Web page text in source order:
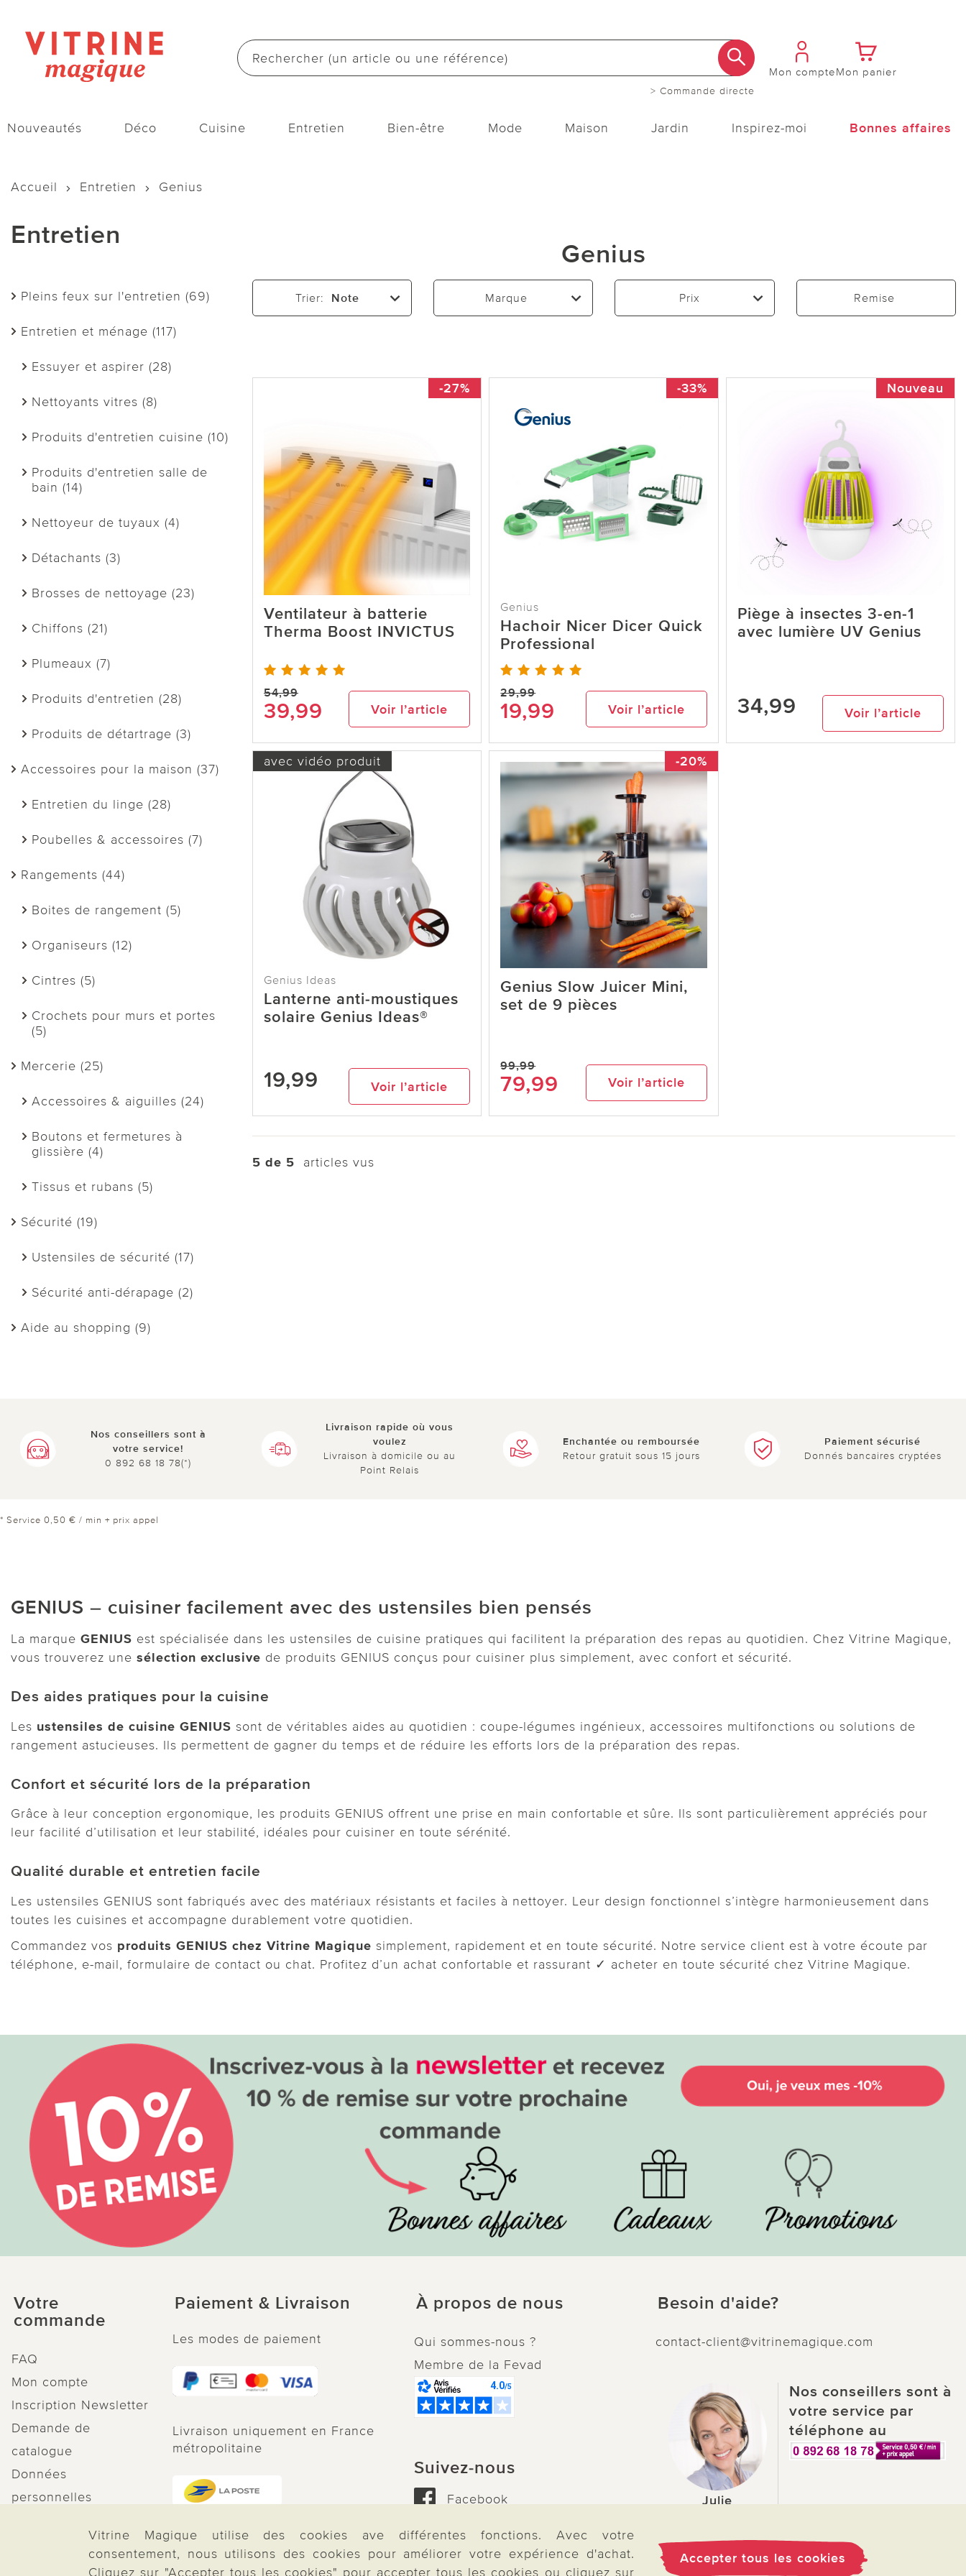
> Commande directe
Mon compteMon panier
Nouveautés Déco Cuisine Entretien Bien-être Mode Maison Jardin Inspirez-moi Bonnes affaires
Accueil Entretien Genius
Entretien
Pleins feux sur l'entretien (69)
Entretien et ménage (117)
Essuyer et aspirer (28)
Nettoyants vitres (8)
Produits d'entretien cuisine (10)
Produits d'entretien salle de
bain (14)
Nettoyeur de tuyaux (4)
Détachants (3)
Brosses de nettoyage (23)
Chiffons (21)
Plumeaux (7)
Produits d'entretien (28)
Produits de détartrage (3)
Accessoires pour la maison (37)
Entretien du linge (28)
Poubelles & accessoires (7)
Rangements (44)
Boites de rangement (5)
Organiseurs (12)
Cintres (5)
Crochets pour murs et portes
(5)
Mercerie (25)
Accessoires & aiguilles (24)
Boutons et fermetures à
glissière (4)
Tissus et rubans (5)
Sécurité (19)
Ustensiles de sécurité (17)
Sécurité anti-dérapage (2)
Aide au shopping (9)
Genius
Trier: Note Marque Prix Remise
-27%
Ventilateur à batterie
Therma Boost INVICTUS
54,99
39,99 Voir l’article
-33%
Genius
Hachoir Nicer Dicer Quick
Professional
29,99
19,99 Voir l’article
Nouveau
Piège à insectes 3-en-1
avec lumière UV Genius
34,99 Voir l’article
avec vidéo produit
Genius Ideas
Lanterne anti-moustiques
solaire Genius Ideas®
19,99 Voir l’article
-20%
Genius Slow Juicer Mini,
set de 9 pièces
99,99
79,99 Voir l’article
5 de 5 articles vus
Nos conseillers sont à
votre service!
0 892 68 18 78(*)
Livraison rapide où vous
voulez
Livraison à domicile ou au
Point Relais
Enchantée ou remboursée
Retour gratuit sous 15 jours
Paiement sécurisé
Donnés bancaires cryptées
* Service 0,50 € / min + prix appel
GENIUS – cuisiner facilement avec des ustensiles bien pensés
La marque GENIUS est spécialisée dans les ustensiles de cuisine pratiques qui facilitent la préparation des repas au quotidien. Chez Vitrine Magique,
vous trouverez une sélection exclusive de produits GENIUS conçus pour cuisiner plus simplement, avec confort et sécurité.
Des aides pratiques pour la cuisine
Les ustensiles de cuisine GENIUS sont de véritables aides au quotidien : coupe-légumes ingénieux, accessoires multifonctions ou solutions de
rangement astucieuses. Ils permettent de gagner du temps et de réduire les efforts lors de la préparation des repas.
Confort et sécurité lors de la préparation
Grâce à leur conception ergonomique, les produits GENIUS offrent une prise en main confortable et sûre. Ils sont particulièrement appréciés pour
leur facilité d’utilisation et leur stabilité, idéales pour cuisiner en toute sérénité.
Qualité durable et entretien facile
Les ustensiles GENIUS sont fabriqués avec des matériaux résistants et faciles à nettoyer. Leur design fonctionnel s’intègre harmonieusement dans
toutes les cuisines et accompagne durablement votre quotidien.
Commandez vos produits GENIUS chez Vitrine Magique simplement, rapidement et en toute sécurité. Notre service client est à votre écoute par
téléphone, e-mail, formulaire de contact ou chat. Profitez d’un achat confortable et rassurant ✓ acheter en toute sécurité chez Vitrine Magique.
Votre
commande
FAQ
Mon compte
Inscription Newsletter
Demande de
catalogue
Données
personnelles
Paiement & Livraison
Les modes de paiement
Livraison uniquement en France
métropolitaine
À propos de nous
Qui sommes-nous ?
Membre de la Fevad
Suivez-nous
Facebook
Besoin d'aide?
contact-client@vitrinemagique.com
Julie
Nos conseillers sont à
votre service par
téléphone au
Vitrine Magique utilise des cookies ave différentes fonctions. Avec votre
consentement, nous utilisons des cookies pour améliorer votre expérience d'achat.
Cliquez sur "Accepter tous les cookies" pour accepter tous les cookies ou cliquez sur
Accepter tous les cookies